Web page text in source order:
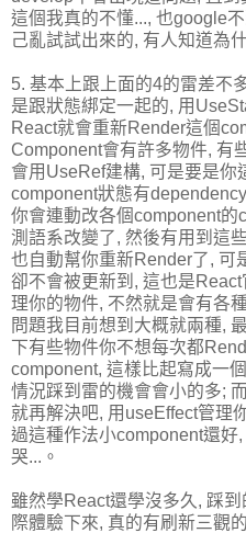
這個我真的不懂..., 也google
己亂試試出來的, 有人知道為
5. 基本上跟上面的4的雷差不
是跟狀態綁定一起的, 用
React就會重新Render這個
Component會有許多物件, 有
會用UseRef建構, 可是要是你
component狀態有
你會連動改各個component的
測語系改變了, 然後有用到這
也自動幫你重新Render了, 可
卻不會被更新到, 這也是
理你的物件, 不然就是會有各
問題我目前想到大概就兩種,
下有些物件你不想每次都
component, 這樣比起寫成一
情況踩到雷的機會會小的多;
就再解決吧, 用useEffect管理
過這種作法小component還好
哭...。
雖然學React還學沒多久, 踩
際體驗下來, 真的有刷新三觀